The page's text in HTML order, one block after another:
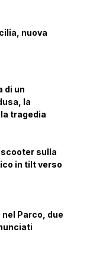
nuova
di un
la
tragedia
sulla
in tilt verso
Parco, due